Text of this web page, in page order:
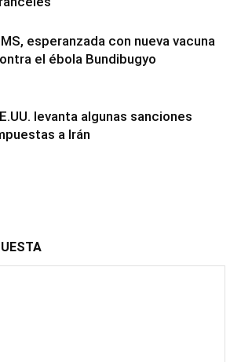
esperanzada con nueva vacuna
el ébola Bundibugyo
levanta algunas sanciones
a Irán